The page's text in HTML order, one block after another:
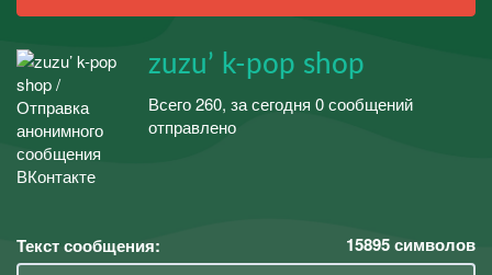
zuzu’ k-pop shop
Всего 260, за сегодня 0 сообщений
отправлено
Текст сообщения: 15895символов